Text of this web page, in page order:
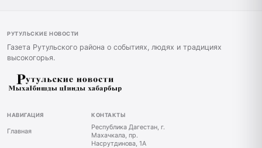
РУТУЛЬСКИЕ НОВОСТИ
Газета Рутульского района о событиях, людях и традициях
высокогорья.
НАВИГАЦИЯ
Главная
КОНТАКТЫ
Республика Дагестан, г.
Махачкала, пр.
Насрутдинова, 1А